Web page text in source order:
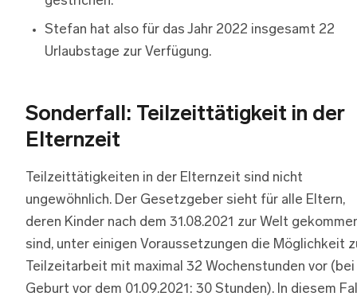
Stefan hat also für das Jahr 2022 insgesamt 22
Urlaubstage zur Verfügung.
Sonderfall: Teilzeittätigkeit in der
Elternzeit
Teilzeittätigkeiten in der Elternzeit sind nicht
ungewöhnlich. Der Gesetzgeber sieht für alle Eltern,
deren Kinder nach dem 31.08.2021 zur Welt
sind, unter einigen Voraussetzungen die Möglichkeit
Teilzeitarbeit mit maximal 32 Wochenstunden vor (bei
Geburt vor dem 01.09.2021: 30 Stunden). In diesem